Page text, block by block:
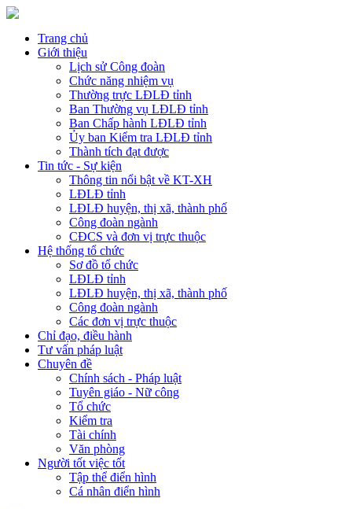
Trang chủ
Giới thiệu
Lịch sử Công đoàn
Chức năng nhiệm vụ
Thường trực LĐLĐ tỉnh
Ban Thường vụ LĐLĐ tỉnh
Ban Chấp hành LĐLĐ tỉnh
Ủy ban Kiểm tra LĐLĐ tỉnh
Thành tích đạt được
Tin tức - Sự kiện
Thông tin nổi bật về KT-XH
LĐLĐ tỉnh
LĐLĐ huyện, thị xã, thành phố
Công đoàn ngành
CĐCS và đơn vị trực thuộc
Hệ thống tổ chức
Sơ đồ tổ chức
LĐLĐ tỉnh
LĐLĐ huyện, thị xã, thành phố
Công đoàn ngành
Các đơn vị trực thuộc
Chỉ đạo, điều hành
Tư vấn pháp luật
Chuyên đề
Chính sách - Pháp luật
Tuyên giáo - Nữ công
Tổ chức
Kiểm tra
Tài chính
Văn phòng
Người tốt việc tốt
Tập thể điển hình
Cá nhân điển hình